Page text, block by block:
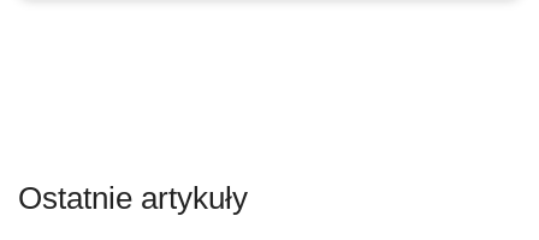
Ostatnie artykuły